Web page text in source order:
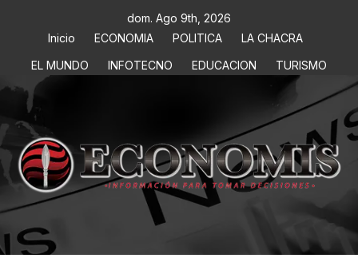
dom. Ago 9th, 2026
Inicio
ECONOMIA POLITICA
LA CHACRA
EL MUNDO
INFOTECNO EDUCACION TURISMO
ECONOMIS
INFORMACIÓN PARA TOMAR DECISIONES